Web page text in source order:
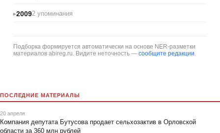
20092 упоминания
Подборка формируется автоматически на основе NER-разметки
материалов abireg.ru. Видите неточность — сообщите редакции
ПОСЛЕДНИЕ МАТЕРИАЛЫ
20 апреля
Компания депутата Бутусова продает сельхозактив в Орловской
области за 360 млн рублей